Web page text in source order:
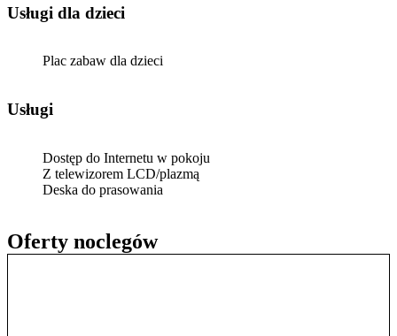
Oferty noclegów
usługi dla dzieci
Plac zabaw dla dzieci
Usługi
Dostęp do Internetu w pokoju
Z telewizorem LCD/plazmą
Deska do prasowania